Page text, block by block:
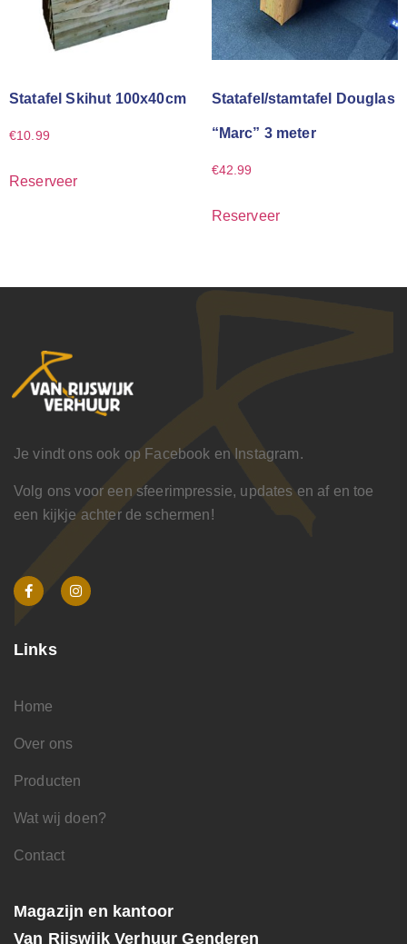
Statafel Skihut 100x40cm
€10.99
Reserveer
Statafel/stamtafel Douglas
“Marc” 3 meter
€42.99
Reserveer
Je vindt ons ook op Facebook en Instagram.
Volg ons voor een sfeerimpressie, updates en af en toe
een kijkje achter de schermen!
Links
Home
Over ons
Producten
Wat wij doen?
Contact
Magazijn en kantoor
Van Rijswijk Verhuur Genderen